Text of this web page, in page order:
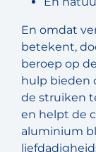
En omdat
betekent,
beroep op
hulp bieden
de struiken
en helpt de
aluminium